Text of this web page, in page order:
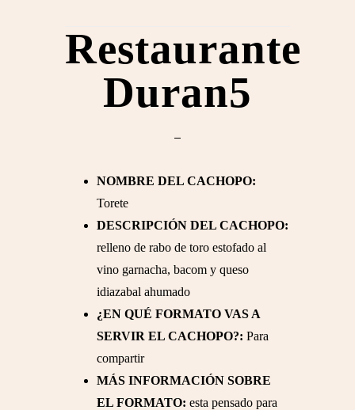
Restaurante
Duran5
NOMBRE DEL CACHOPO:
Torete
DESCRIPCIÓN DEL CACHOPO:
relleno de rabo de toro estofado al
vino garnacha, bacom y queso
idiazabal ahumado
¿EN QUÉ FORMATO VAS A
SERVIR EL CACHOPO?: Para
compartir
MÁS INFORMACIÓN SOBRE
EL FORMATO: esta pensado para